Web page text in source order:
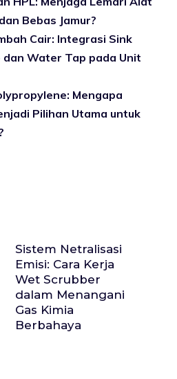
Bebas Jamur?
Cair: Integrasi Sink
Water Tap pada Unit
Mengapa
Pilihan Utama untuk
Sistem Netralisasi
Emisi: Cara Kerja
Wet Scrubber
dalam Menangani
Gas Kimia
Berbahaya